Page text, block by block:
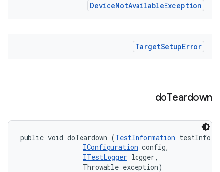
DeviceNotAvailableException
TargetSetupError
doTeardown
public void doTeardown (TestInformation testInfo,
IConfiguration config,
ITestLogger logger,
                Throwable exception)